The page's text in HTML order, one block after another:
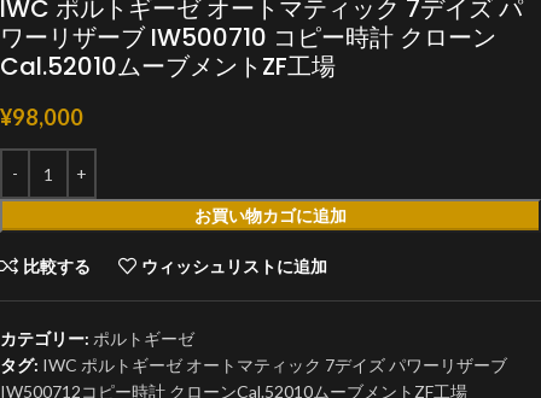
IWC ポルトギーゼ オートマティック 7デイズ パ
ワーリザーブ IW500710 コピー時計 クローン
Cal.52010ムーブメントZF工場
¥98,000
お買い物カゴに追加
比較する ウィッシュリストに追加
カテゴリー: ポルトギーゼ
タグ: IWC ポルトギーゼ オートマティック 7デイズ パワーリザーブ
IW500712コピー時計 クローンCal.52010ムーブメントZF工場